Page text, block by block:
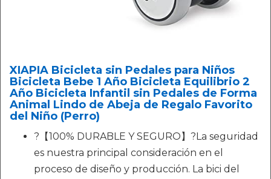
XIAPIA Bicicleta sin Pedales para Niños
Bicicleta Bebe 1 Año Bicicleta Equilibrio 2
Año Bicicleta Infantil sin Pedales de Forma
Animal Lindo de Abeja de Regalo Favorito
del Niño (Perro)
?【100% DURABLE Y SEGURO】?La seguridad
es nuestra principal consideración en el
proceso de diseño y producción. La bici del